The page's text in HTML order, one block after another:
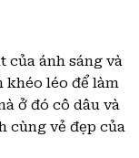
của ánh sáng và
khéo léo để làm
ở đó cô dâu và
cùng vẻ đẹp của